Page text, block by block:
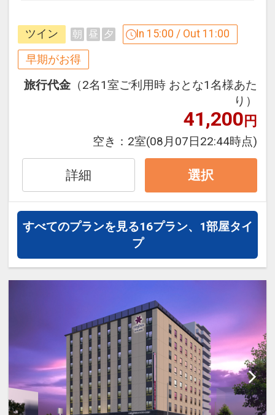
完備。
３０日前までのご予約でお得に宿泊！
早期予約限定！３０日前までのご予約が
※本プランは３０日前までの受付限定で
２９日前以降の宿泊条件の変更（部屋、
人数、おとな・こどもの内訳、食事条
件・内容 等）はできません。
「食事なしプラン」と「朝食付プラン」
をご用意しています。
●「食事なしプラン」と「朝食付プラ
めのうえ、ご予約にお進みください。
設定期間：2026年4月1日～2026年9月
30日
インターネットコース番号：DP-1-
17451592
ツイン 朝 昼 夕 In 15:00 / Out 11:00
早期がお得
旅行代金 （2名1室ご利用時 おとな1名様あた
り）
41,200円
空き： 2室(08月07日22:44時点)
詳細 選択
すべてのプランを見る16プラン、1部屋タイ
プ